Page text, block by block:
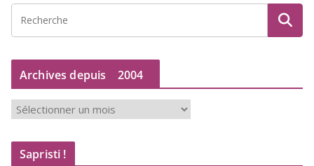
Archives depuis 2004
r
c
Sapristi !